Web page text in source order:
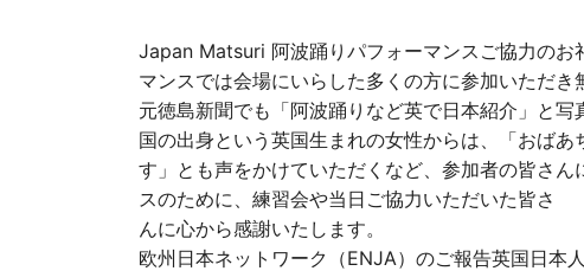
Japan Matsuri 阿波踊りパフォーマンスご協力の
マンスでは会場にいらした多くの方に参加いただ
元徳島新聞でも「阿波踊りなど英で日本紹介」と
国の出身という英国生まれの女性からは、「おば
す」とも声をかけていただくなど、参加者の皆さ
スのために、練習会や当日ご協力いただいた皆さ
んに心から感謝いたします。
欧州日本ネットワーク（ENJA）のご報告英国日本